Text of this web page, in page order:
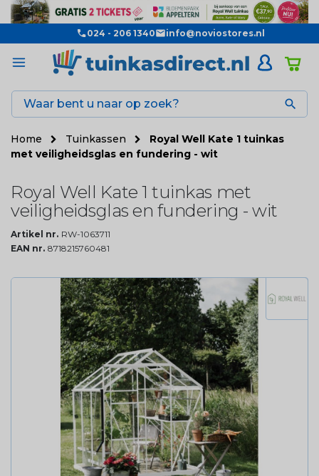
024 - 206 1340 info@noviostores.nl

Home Tuinkassen
Royal Well Kate 1 tuinkas
met veiligheidsglas en fundering - wit
Royal Well Kate 1 tuinkas met
veiligheidsglas en fundering - wit
Artikel nr. RW-1063711
EAN nr. 8718215760481